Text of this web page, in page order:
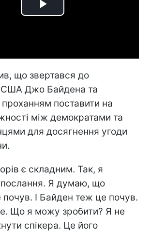
Play
що звертався до
США Джо Байдена та
поставити на
між демократами та
для досягнення угоди
є складним. Так, я
Я думаю, що
І Байден теж це почув.
Що я можу зробити? Я не
спікера. Це його